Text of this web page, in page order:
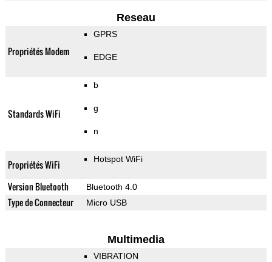
Reseau
Propriétés Modem
GPRS
EDGE
Standards WiFi
b
g
n
Propriétés WiFi Hotspot WiFi
Version Bluetooth Bluetooth 4.0
Type de Connecteur Micro USB
Multimedia
VIBRATION